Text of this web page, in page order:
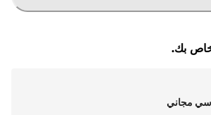
بك.
مجاني